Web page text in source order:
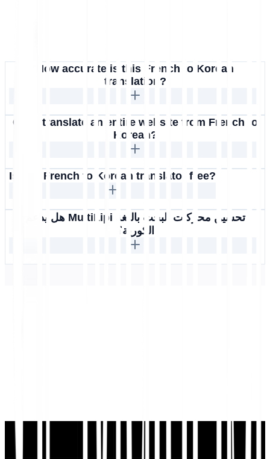
How accurate is this French to Korean
translation?
Can I translate an entire website from French to
Korean?
Is this French to Korean translator free?
هل يدعم MultiLipi تحسين محركات البحث باللغة
الكورية؟